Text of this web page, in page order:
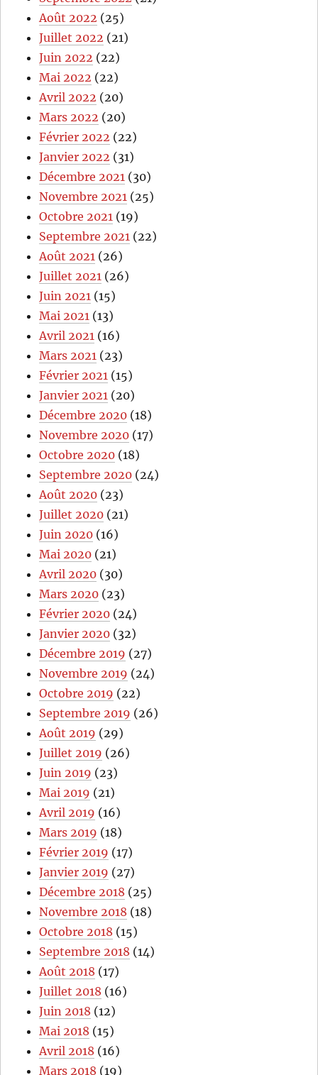
Août 2022 (25)
Juillet 2022 (21)
Juin 2022 (22)
Mai 2022 (22)
Avril 2022 (20)
Mars 2022 (20)
Février 2022 (22)
Janvier 2022 (31)
Décembre 2021 (30)
Novembre 2021 (25)
Octobre 2021 (19)
Septembre 2021 (22)
Août 2021 (26)
Juillet 2021 (26)
Juin 2021 (15)
Mai 2021 (13)
Avril 2021 (16)
Mars 2021 (23)
Février 2021 (15)
Janvier 2021 (20)
Décembre 2020 (18)
Novembre 2020 (17)
Octobre 2020 (18)
Septembre 2020 (24)
Août 2020 (23)
Juillet 2020 (21)
Juin 2020 (16)
Mai 2020 (21)
Avril 2020 (30)
Mars 2020 (23)
Février 2020 (24)
Janvier 2020 (32)
Décembre 2019 (27)
Novembre 2019 (24)
Octobre 2019 (22)
Septembre 2019 (26)
Août 2019 (29)
Juillet 2019 (26)
Juin 2019 (23)
Mai 2019 (21)
Avril 2019 (16)
Mars 2019 (18)
Février 2019 (17)
Janvier 2019 (27)
Décembre 2018 (25)
Novembre 2018 (18)
Octobre 2018 (15)
Septembre 2018 (14)
Août 2018 (17)
Juillet 2018 (16)
Juin 2018 (12)
Mai 2018 (15)
Avril 2018 (16)
Mars 2018 (19)